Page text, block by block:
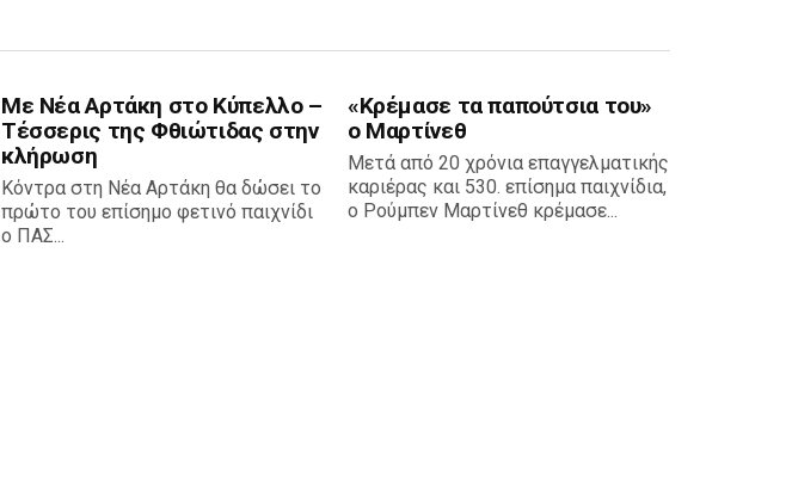
Με Νέα Αρτάκη στο Κύπελλο –
Τέσσερις της Φθιώτιδας στην
κλήρωση
Κόντρα στη Νέα Αρτάκη θα δώσει το
πρώτο του επίσημο φετινό παιχνίδι
ο ΠΑΣ...
«Κρέμασε τα παπούτσια του»
ο Μαρτίνεθ
Μετά από 20 χρόνια επαγγελματικής
καριέρας και 530. επίσημα παιχνίδια,
ο Ρούμπεν Μαρτίνεθ κρέμασε...